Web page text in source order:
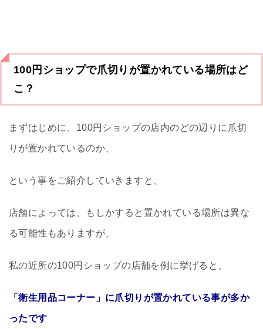
100円ショップで爪切りが置かれている場所はど
こ？
まずはじめに、100円ショップの店内のどの辺りに爪切
りが置かれているのか、
という事をご紹介していきますと、
店舗によっては、もしかすると置かれている場所は異な
る可能性もありますが、
私の近所の100円ショップの店舗を例に挙げると、
「衛生用品コーナー」に爪切りが置かれている事が多か
ったです